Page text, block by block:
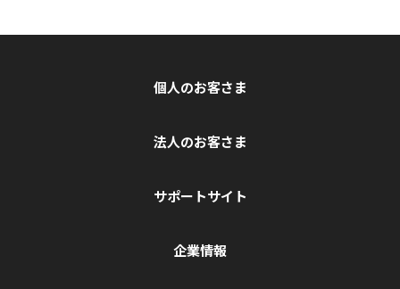
個人のお客さま
法人のお客さま
サポートサイト
企業情報